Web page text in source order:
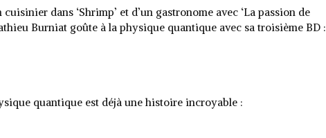
cuisinier dans ‘Shrimp’ et d’un gastronome avec ‘La passion de
Burniat goûte à la physique quantique avec sa troisième BD :
quantique est déjà une histoire incroyable :